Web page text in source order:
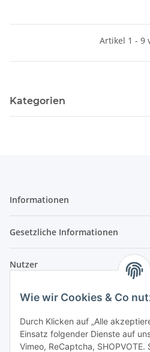
Wie wir Cookies & Co
Durch Klicken auf „Alle
Einsatz folgender Dienste auf
Vimeo, ReCaptcha, SHOPVOTE.
Artikel 1 - 9
Kategorien
Informationen
Gesetzliche Informationen
Nutzer